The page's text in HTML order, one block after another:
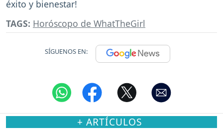
éxito y bienestar!
TAGS: Horóscopo de WhatTheGirl
SÍGUENOS EN:
+ ARTÍCULOS